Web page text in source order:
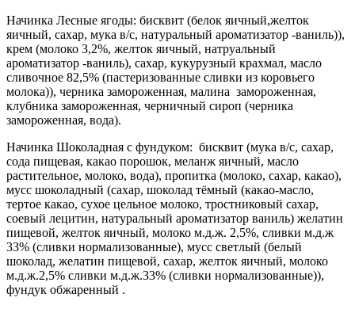
Начинка Лесные ягоды: бисквит (белок яичный,желток
яичный, сахар, мука в/с, натуральный ароматизатор -ваниль)),
крем (молоко 3,2%, желток яичный, натруальный
ароматизатор -ваниль), сахар, кукурузный крахмал, масло
сливочное 82,5% (пастеризованные сливки из коровьего
молока)), черника замороженная, малина замороженная,
клубника замороженная, черничный сироп (черника
замороженная, вода).
Начинка Шоколадная с фундуком: бисквит (мука в/с, сахар,
сода пищевая, какао порошок, меланж яичный, масло
растительное, молоко, вода), пропитка (молоко, сахар, какао),
мусс шоколадный (сахар, шоколад тёмный (какао-масло,
тертое какао, сухое цельное молоко, тростниковый сахар,
соевый лецитин, натуральный ароматизатор ваниль) желатин
пищевой, желток яичный, молоко м.д.ж. 2,5%, сливки м.д.ж
33% (сливки нормализованные), мусс светлый (белый
шоколад, желатин пищевой, сахар, желток яичный, молоко
м.д.ж.2,5% сливки м.д.ж.33% (сливки нормализованные)),
фундук обжаренный .